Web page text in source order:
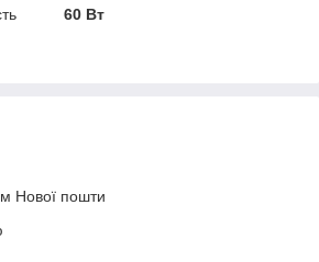
60 Вт
Нової пошти